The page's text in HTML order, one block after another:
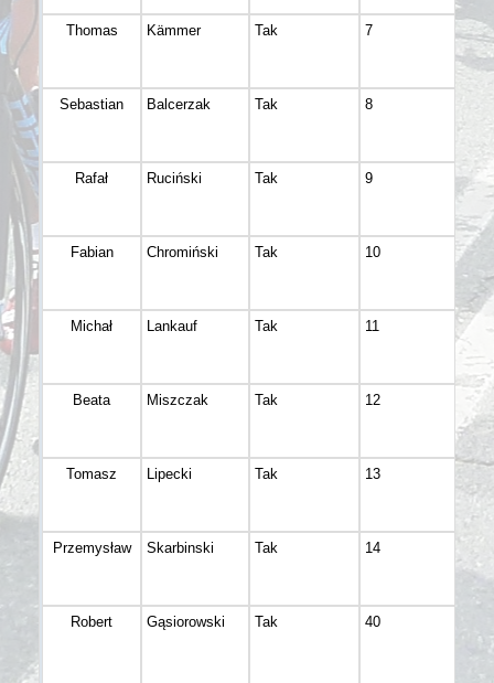
Thomas Kämmer Tak 7
Sebastian Balcerzak Tak 8
Rafał Ruciński Tak 9
Fabian Chromiński Tak 10
Michał Lankauf Tak 11
Beata Miszczak Tak 12
Tomasz Lipecki Tak 13
Przemysław Skarbinski Tak 14
Robert Gąsiorowski Tak 40